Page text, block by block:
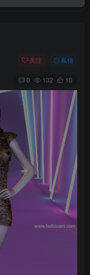
关注 私信
0 132 10